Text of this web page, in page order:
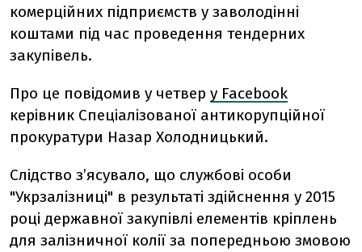
комерційних підприємств у заволодінні
коштами під час проведення тендерних
закупівель.
Про це повідомив у четвер у Facebook
керівник Спеціалізованої антикорупційної
прокуратури Назар Холодницький.
Слідство з’ясувало, що службові особи
"Укрзалізниці" в результаті здійснення у 2015
році державної закупівлі елементів кріплень
для залізничної колії за попередньою змовою